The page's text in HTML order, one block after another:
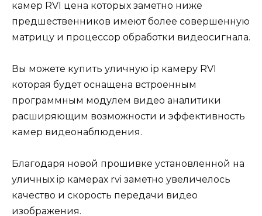
камер RVI цена которых заметно ниже
предшественников имеют более совершенную
матрицу и процессор обработки видеосигнала.
Вы можете купить уличную ip камеру RVI
которая будет оснащена встроенным
программным модулем видео аналитики
расширяющим возможности и эффективность
камер видеонаблюдения.
Благодаря новой прошивке установленной на
уличных ip камерах rvi заметно увеличелось
качество и скорость передачи видео
изображения.